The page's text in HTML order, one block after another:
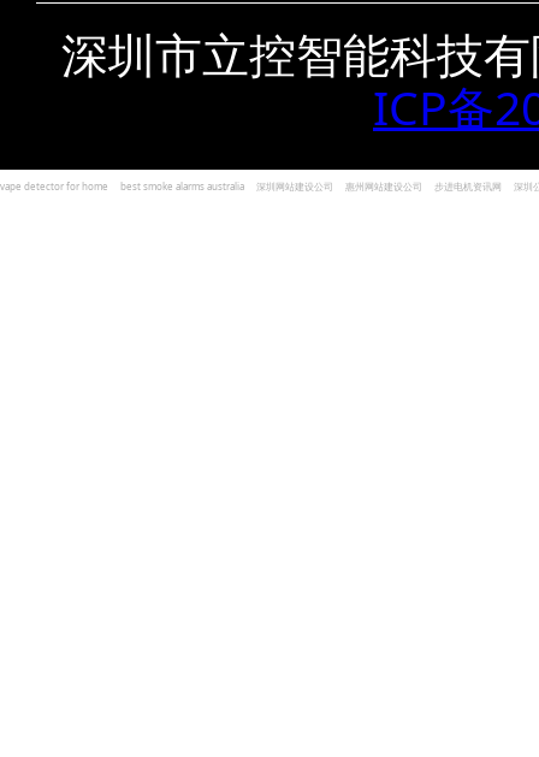
深圳市立控智能科技
ICP备
vape detector for home best smoke alarms australia 深圳网站建设公司 惠州网站建设公司 步进电机资讯网 深圳